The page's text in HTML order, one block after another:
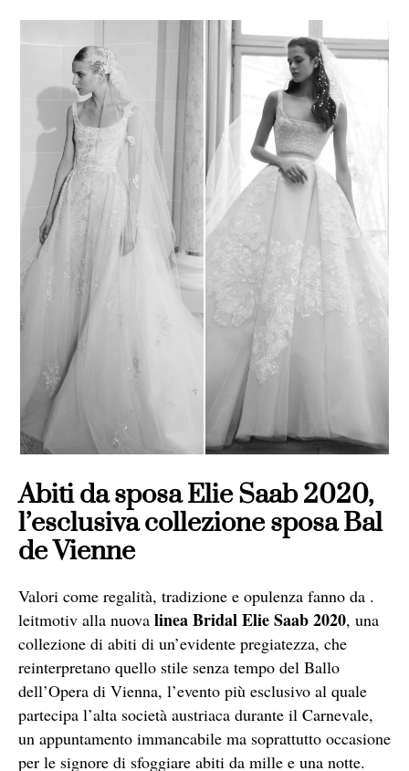
Abiti da sposa Elie Saab 2020,
l’esclusiva collezione sposa Bal
de Vienne
Valori come regalità, tradizione e opulenza fanno da .
leitmotiv alla nuova linea Bridal Elie Saab 2020, una
collezione di abiti di un’evidente pregiatezza, che
reinterpretano quello stile senza tempo del Ballo
dell’Opera di Vienna, l’evento più esclusivo al quale
partecipa l’alta società austriaca durante il Carnevale,
un appuntamento immancabile ma soprattutto occasione
per le signore di sfoggiare abiti da mille e una notte.